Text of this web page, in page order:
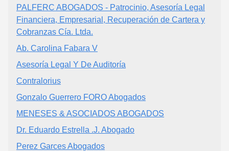
PALFERC ABOGADOS - Patrocinio, Asesoría Legal
Financiera, Empresarial, Recuperación de Cartera y
Cobranzas Cía. Ltda.
Ab. Carolina Fabara V
Asesoría Legal Y De Auditoría
Contralorius
Gonzalo Guerrero FORO Abogados
MENESES & ASOCIADOS ABOGADOS
Dr. Eduardo Estrella .J. Abogado
Perez Garces Abogados